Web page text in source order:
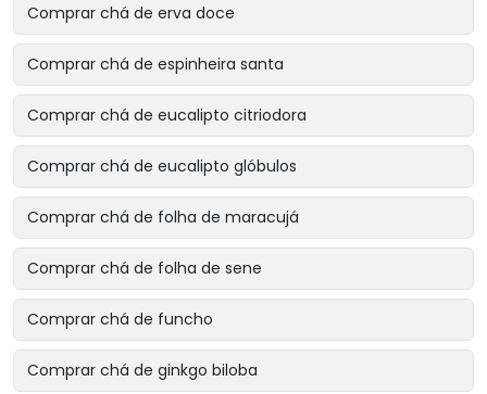
Comprar chá de erva doce
Comprar chá de espinheira santa
Comprar chá de eucalipto citriodora
Comprar chá de eucalipto glóbulos
Comprar chá de folha de maracujá
Comprar chá de folha de sene
Comprar chá de funcho
Comprar chá de ginkgo biloba